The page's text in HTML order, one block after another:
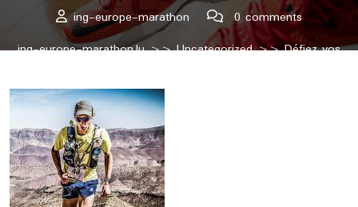
ing-europe-marathon
0 comments
ing-europe-marathon.lu>>Uncategorized>> Défiez vos